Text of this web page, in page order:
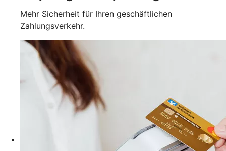
Mehr Sicherheit für Ihren geschäftlichen
Zahlungsverkehr.